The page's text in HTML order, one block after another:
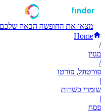
מצאו את החופשה הבאה שלכם
Home
/
מגזין
/
פורטוגל, פורטו
|
שומרי כשרות
|
פסח